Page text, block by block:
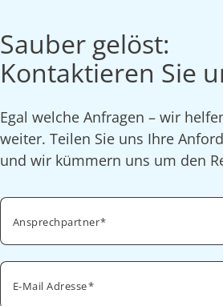
Sauber gelöst:
Kontaktieren Sie
Egal welche Anfragen – wir
weiter. Teilen Sie uns Ihre
und wir kümmern uns um den
Ansprechpartner
E-Mail Adresse